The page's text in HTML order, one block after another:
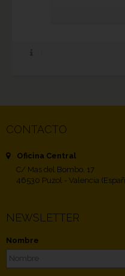
CONTACTO
Oficina Central
C/ Mas del Bombo, 17
46530 Puzol - Valencia
NEWSLETTER
Nombre